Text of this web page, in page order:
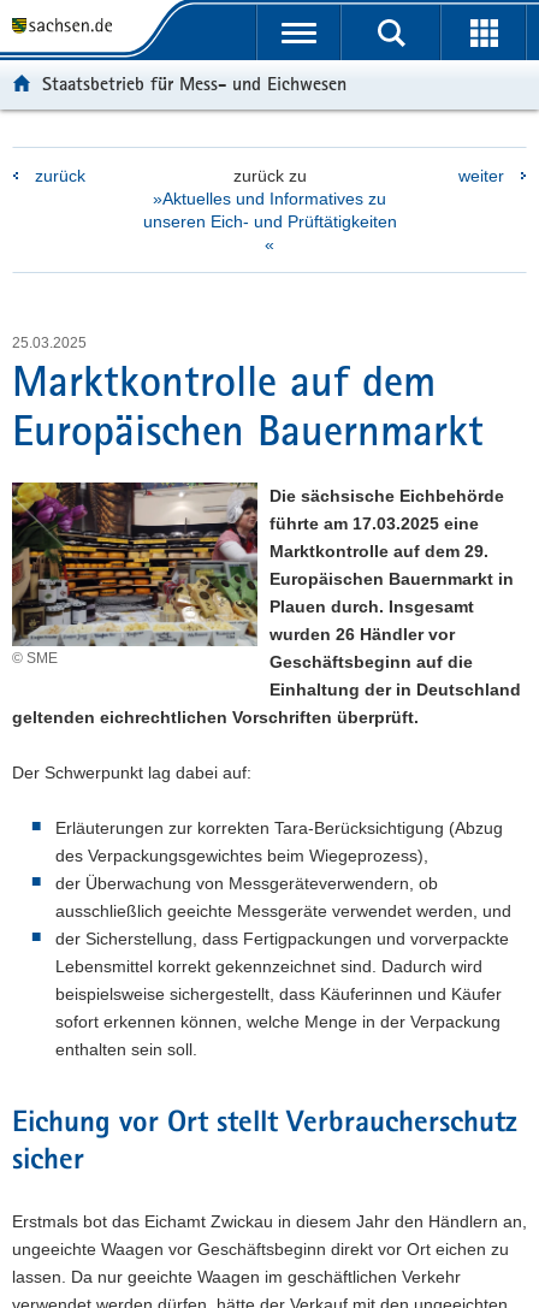
t
l
e
i
f
e
d
e
a
v
g
t
l
t
i
o
n
p
i
t
r
c
h
Staatsbetrieb für Mess- und Eichwesen
zurück
zurück zu
»Aktuelles und Informatives zu
unseren Eich- und Prüftätigkeiten
«
weiter
25.03.2025
Marktkontrolle auf dem
Europäischen Bauernmarkt
© SME
Die sächsische Eichbehörde
führte am 17.03.2025 eine
Marktkontrolle auf dem 29.
Europäischen Bauernmarkt in
Plauen durch. Insgesamt
wurden 26 Händler vor
Geschäftsbeginn auf die
Einhaltung der in Deutschland
geltenden eichrechtlichen Vorschriften überprüft.
Der Schwerpunkt lag dabei auf:
Erläuterungen zur korrekten Tara-Berücksichtigung (Abzug
des Verpackungsgewichtes beim Wiegeprozess),
der Überwachung von Messgeräteverwendern, ob
ausschließlich geeichte Messgeräte verwendet werden, und
der Sicherstellung, dass Fertigpackungen und vorverpackte
Lebensmittel korrekt gekennzeichnet sind. Dadurch wird
beispielsweise sichergestellt, dass Käuferinnen und Käufer
sofort erkennen können, welche Menge in der Verpackung
enthalten sein soll.
Eichung vor Ort stellt Verbraucherschutz
sicher
Erstmals bot das Eichamt Zwickau in diesem Jahr den Händlern an,
ungeeichte Waagen vor Geschäftsbeginn direkt vor Ort eichen zu
lassen. Da nur geeichte Waagen im geschäftlichen Verkehr
verwendet werden dürfen, hätte der Verkauf mit den ungeeichten